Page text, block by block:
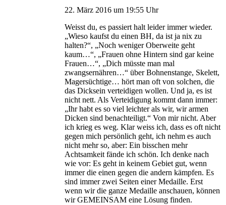
22. März 2016 um 19:55 Uhr
Weisst du, es passiert halt leider immer wieder.
„Wieso kaufst du einen BH, da ist ja nix zu
halten?“, „Noch weniger Oberweite geht
kaum…“, „Frauen ohne Hintern sind gar keine
Frauen…“, „Dich müsste man mal
zwangsernähren…“ über Bohnenstange, Skelett,
Magersüchtige… hört man oft von solchen, die
das Dicksein verteidigen wollen. Und ja, es ist
nicht nett. Als Verteidigung kommt dann immer:
„Ihr habt es so viel leichter als wir, wir armen
Dicken sind benachteiligt.“ Von mir nicht. Aber
ich krieg es weg. Klar weiss ich, dass es oft nicht
gegen mich persönlich geht, ich nehm es auch
nicht mehr so, aber: Ein bisschen mehr
Achtsamkeit fände ich schön. Ich denke nach
wie vor: Es geht in keinem Gebiet gut, wenn
immer die einen gegen die andern kämpfen. Es
sind immer zwei Seiten einer Medaille. Erst
wenn wir die ganze Medaille anschauen, können
wir GEMEINSAM eine Lösung finden.